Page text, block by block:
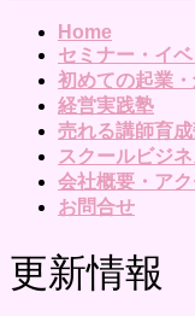
Home
セミナー・イ
初めての起業
経営実践塾
売れる講師育
スクールビジ
会社概要・ア
お問合せ
更新情報